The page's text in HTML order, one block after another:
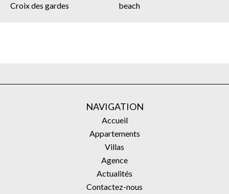
Croix des gardes
beach
NAVIGATION
Accueil
Appartements
Villas
Agence
Actualités
Contactez-nous